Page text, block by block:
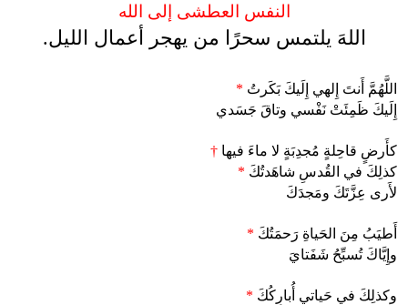
النفس العطشى إلى الله
اللهَ يلتمس سحرًا من يهجر أعمال الليل.
اللَّهُمَّ أَنتَ إِلهي إِلَيكَ بَكَرتُ *
إِلَيكَ ظَمِئَتْ نَفْسي وتاقَ جَسَدي
كأَرضٍ قاحِلةٍ مُجدِبَةٍ لا ماءَ فيها †
كذلِكَ في القُدسِ شاهَدتُكَ *
لأَرى عِزَّتَكَ ومَجدَكَ
أَطيَبُ مِنَ الحَياةِ رَحمَتُكَ *
وإِيَّاكَ تُسبِّحُ شَفَتايَ
وكذلِكَ في حَياتي أُبارِكُكَ *